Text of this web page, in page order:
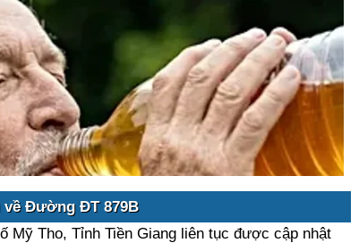
về Đường ĐT 879B
Mỹ Tho, Tỉnh Tiền Giang liên tục được cập nhật